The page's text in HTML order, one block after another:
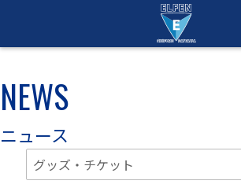
NEWS
ニュース